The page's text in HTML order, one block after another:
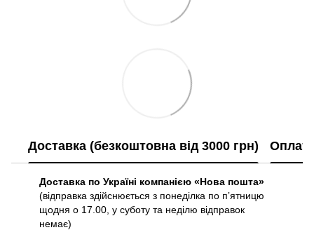
Доставка (безкоштовна від 3000 грн)
Доставка по Україні компанією «Нова пошта»
(відправка здійснюється з понеділка по пʼятницю
щодня о 17.00, у суботу та неділю відправок
немає)